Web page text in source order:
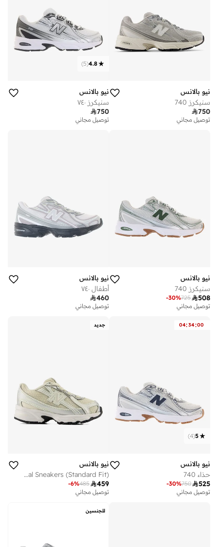
نيو بالانس
سنيكرز 740
750
توصيل مجاني
4.8
(
5
)
نيو بالانس
سنيكرز ٧٤٠
750
توصيل مجاني
نيو بالانس
سنيكرز 740
508
725
-30%
توصيل مجاني
نيو بالانس
أطفال ٧٤٠
460
توصيل مجاني
04:34:00
5
(
4
)
نيو بالانس
حذاء 740
525
750
-30%
توصيل مجاني
جديد
نيو بالانس
Kids 740 BUNGEE LACE casual Sneakers (Standard Fit)
459
485
-6%
توصيل مجاني
للجنسين